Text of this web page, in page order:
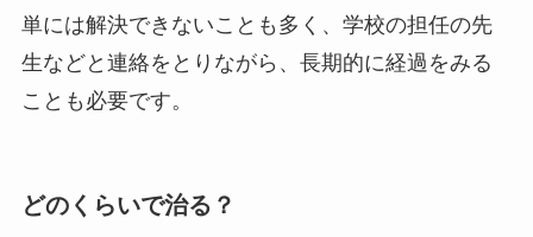
単には解決できないことも多く、学校の担任の先
生などと連絡をとりながら、長期的に経過をみる
ことも必要です。
どのくらいで治る？